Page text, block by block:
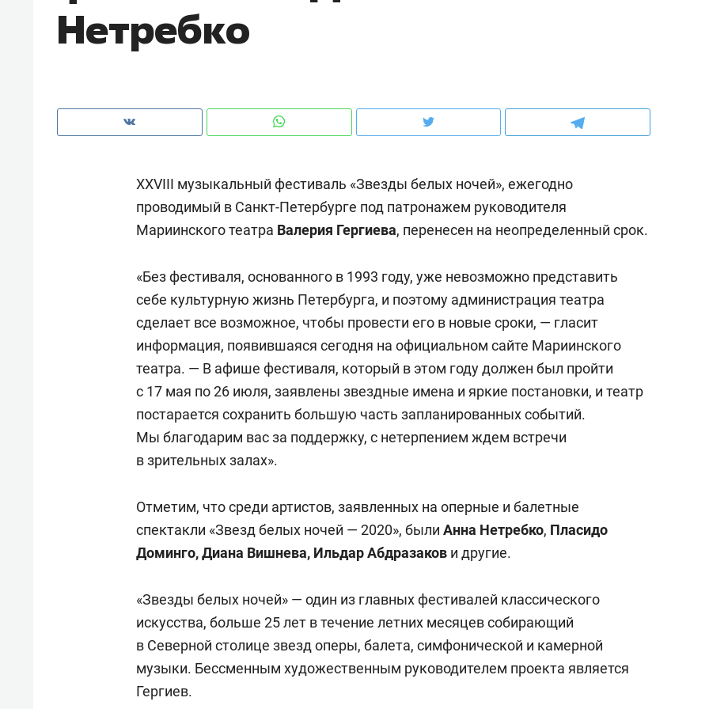
Нетребко
XXVIII музыкальный фестиваль «Звезды белых ночей», ежегодно
проводимый в Санкт-Петербурге под патронажем руководителя
Мариинского театра Валерия Гергиева, перенесен на неопределенный срок.
«Без фестиваля, основанного в 1993 году, уже невозможно представить
себе культурную жизнь Петербурга, и поэтому администрация театра
сделает все возможное, чтобы провести его в новые сроки, — гласит
информация, появившаяся сегодня на официальном сайте Мариинского
театра. — В афише фестиваля, который в этом году должен был пройти
с 17 мая по 26 июля, заявлены звездные имена и яркие постановки, и театр
постарается сохранить большую часть запланированных событий.
Мы благодарим вас за поддержку, с нетерпением ждем встречи
в зрительных залах».
Отметим, что среди артистов, заявленных на оперные и балетные
спектакли «Звезд белых ночей — 2020», были Анна Нетребко, Пласидо
Доминго, Диана Вишнева, Ильдар Абдразаков и другие.
«Звезды белых ночей» — один из главных фестивалей классического
искусства, больше 25 лет в течение летних месяцев собирающий
в Северной столице звезд оперы, балета, симфонической и камерной
музыки. Бессменным художественным руководителем проекта является
Гергиев.
рынки, почему надо знать аксакалов и
чем интересен Оман?
Оставить шум за волной: как
строят тишину в казанском
ЖК «Заря»
Психотерапевт «Фороса»:
«Директорский невроз» –
когда человек не считает
свою сверхнагрузку
стрессом»
Рекомендуем
Дизайнер-прораб
Наседкина: «Ремонт
с мебелью за 2
для меня это